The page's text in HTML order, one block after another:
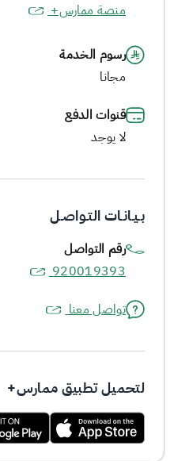
منصة ممارس+
رسوم الخدمة
مجانا
قنوات الدفع
لا يوجد
بـيـانـات التـواصـل
رقم التواصل
920019393
تواصل معنا
لتحميل تطبيق ممارس+